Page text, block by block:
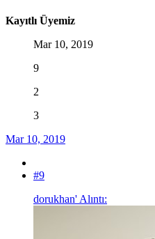
Kayıtlı Üyemiz
Mar 10, 2019
9
2
3
Mar 10, 2019
#9
dorukhan' Alıntı: